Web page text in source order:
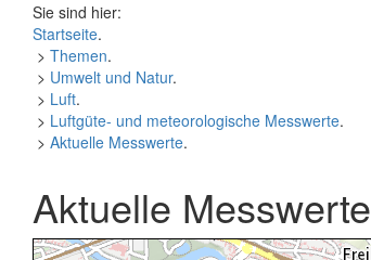
Sie sind hier:
Startseite.
> Themen.
> Umwelt und Natur.
> Luft.
> Luftgüte- und meteorologische Messwerte.
> Aktuelle Messwerte.
Aktuelle Messwerte